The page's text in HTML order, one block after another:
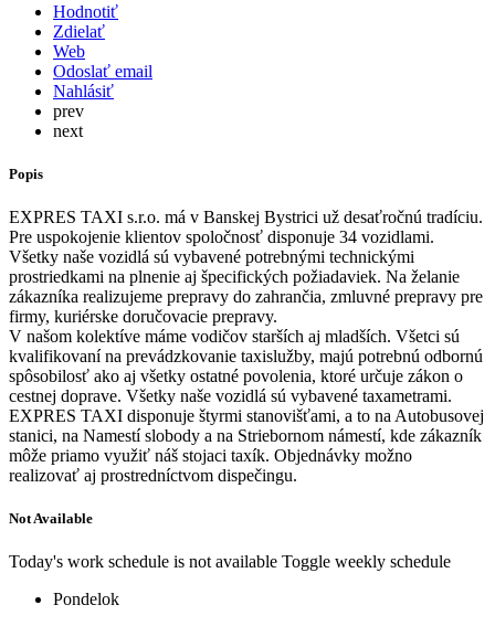
Hodnotiť
Zdielať
Web
Odoslať email
Nahlásiť
prev
next
Popis
EXPRES TAXI s.r.o. má v Banskej Bystrici už desaťročnú tradíciu.
Pre uspokojenie klientov spoločnosť disponuje 34 vozidlami.
Všetky naše vozidlá sú vybavené potrebnými technickými
prostriedkami na plnenie aj špecifických požiadaviek. Na želanie
zákazníka realizujeme prepravy do zahrančia, zmluvné prepravy pre
firmy, kuriérske doručovacie prepravy.
V našom kolektíve máme vodičov starších aj mladších. Všetci sú
kvalifikovaní na prevádzkovanie taxislužby, majú potrebnú odbornú
spôsobilosť ako aj všetky ostatné povolenia, ktoré určuje zákon o
cestnej doprave. Všetky naše vozidlá sú vybavené taxametrami.
EXPRES TAXI disponuje štyrmi stanovišťami, a to na Autobusovej
stanici, na Namestí slobody a na Striebornom námestí, kde zákazník
môže priamo využiť náš stojaci taxík. Objednávky možno
realizovať aj prostredníctvom dispečingu.
Not Available
Today's work schedule is not available Toggle weekly schedule
Pondelok